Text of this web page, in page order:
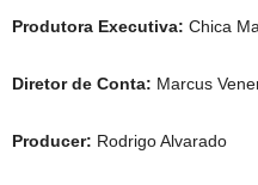
Produtora Executiva: Chica
Diretor de Conta: Marcus
Producer: Rodrigo Alvarado